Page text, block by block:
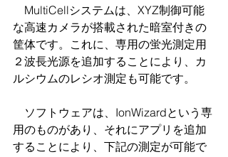
MultiCellシステムは、XYZ制御可能
な高速カメラが搭載された暗室付きの
筐体です。これに、専用の蛍光測定用
２波長光源を追加することにより、カ
ルシウムのレシオ測定も可能です。
ソフトウェアは、IonWizardという専
用のものがあり、それにアプリを追加
することにより、下記の測定が可能で